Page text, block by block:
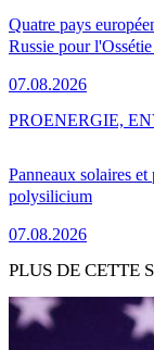
Quatre pays
Russie pour
07.08.2026
Panneaux solaires
polysilicium
07.08.2026
PROENERGIE,
PLUS DE CETTE